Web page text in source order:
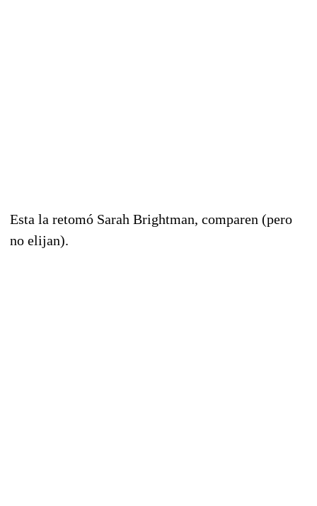
Esta la retomó Sarah Brightman, comparen (pero
no elijan).